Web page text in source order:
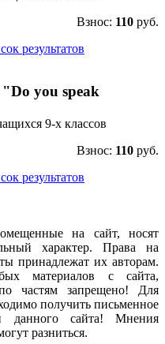
Взнос: 110 руб.
результатов
you speak
9-х классов
Взнос: 110 руб.
результатов
на сайт,носят
характер. Права
на
принадлежат их авторам.
материалов с сайта,
частям запрещено! Для
получить письменное
данного сайта! Мнения
разниться.